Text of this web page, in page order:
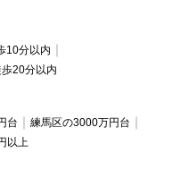
10分以内
20分以内
台
練馬区の3000万円台
以上